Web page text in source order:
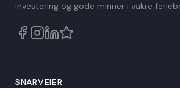
investering og gode minner i vakre
SNARVEIER